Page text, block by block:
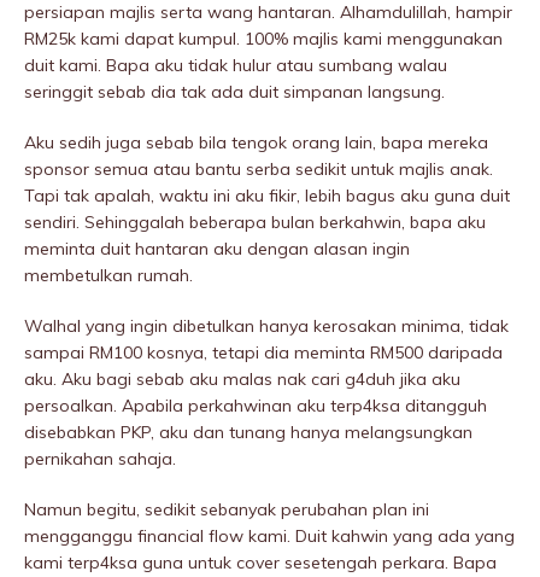
persiapan majlis serta wang hantaran. Alhamdulillah, hampir
RM25k kami dapat kumpul. 100% majlis kami menggunakan
duit kami. Bapa aku tidak hulur atau sumbang walau
seringgit sebab dia tak ada duit simpanan langsung.
Aku sedih juga sebab bila tengok orang lain, bapa mereka
sponsor semua atau bantu serba sedikit untuk majlis anak.
Tapi tak apalah, waktu ini aku fikir, lebih bagus aku guna duit
sendiri. Sehinggalah beberapa bulan berkahwin, bapa aku
meminta duit hantaran aku dengan alasan ingin
membetulkan rumah.
Walhal yang ingin dibetulkan hanya kerosakan minima, tidak
sampai RM100 kosnya, tetapi dia meminta RM500 daripada
aku. Aku bagi sebab aku malas nak cari g4duh jika aku
persoalkan. Apabila perkahwinan aku terp4ksa ditangguh
disebabkan PKP, aku dan tunang hanya melangsungkan
pernikahan sahaja.
Namun begitu, sedikit sebanyak perubahan plan ini
mengganggu financial flow kami. Duit kahwin yang ada yang
kami terp4ksa guna untuk cover sesetengah perkara. Bapa